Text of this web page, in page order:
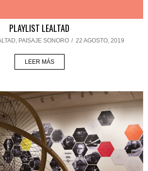
PLAYLIST LEALTAD
, PAISAJE SONORO / 22 AGOSTO, 2019
LEER MÁS